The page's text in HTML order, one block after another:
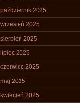
październik 2025
wrzesień 2025
sierpień 2025
lipiec 2025
czerwiec 2025
maj 2025
kwiecień 2025